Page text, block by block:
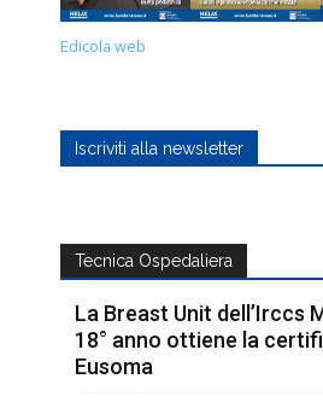
Edicola web
Iscriviti alla newsletter
Tecnica Ospedaliera
La Breast Unit dell’Irccs
18° anno ottiene la
Eusoma